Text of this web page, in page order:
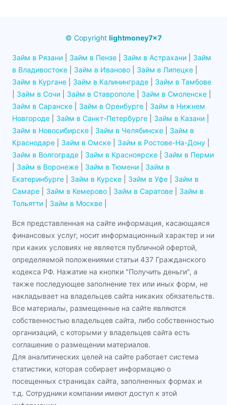
© Copyright lightmoney7x7
Займ в Рязани Займ в Пензе Займ в Астрахани
Займ
в Владивостоке
Займ в Иваново Займ в Липецке
Займ в Кургане
Займ в Калининграде
Займ в Тамбове
Займ в Сочи Займ в Ставрополе Займ в Смоленске
Займ в Саранске
Займ в Оренбурге
Займ в Нижнем
Новгороде
Займ в Санкт-Петербурге Займ в Казани
Займ в Новосибирске
Займ в Челябинске
Займ в
Краснодаре
Займ в Омске Займ в Ростове-На-Дону
Займ в Волгограде
Займ в Красноярске
Займ в Перми
Займ в Воронеже Займ в Тюмени
Займ в
Екатеринбурге
Займ в Курске Займ в Уфе
Займ в
Самаре
Займ в Кемерово Займ в Саратове
Займ в
Тольятти
Займ в Москве
Вся представленная на сайте информация, касающаяся
финансовых услуг, носит информационный характер и ни
при каких условиях не является публичной офертой,
определяемой положениями статьи 437 Гражданского
кодекса РФ. Нажатие на кнопки "Получить деньги", а
также последующее заполнение тех или иных форм, не
накладывает на владельцев сайта никаких обязательств.
Все материалы, размещенные на сайте являются
собственностью владельцев сайта, либо собственностью
организаций, с которыми у владельцев сайта есть
соглашение о размещении материалов.
Для аналитических целей на сайте работает система
статистики, которая собирает информацию о
посещенных страницах сайта, заполненных формах и
т.д. Сотрудники компании имеют доступ к этой